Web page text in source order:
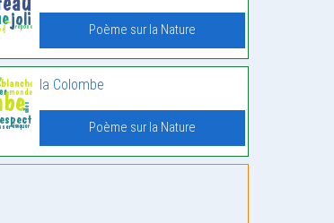
Poème sur la Nature
la Colombe
Poème sur la Nature